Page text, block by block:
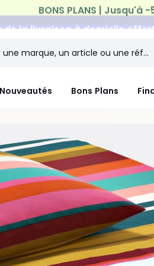
de la livraison à domicile
Nouveautés Bons Plans